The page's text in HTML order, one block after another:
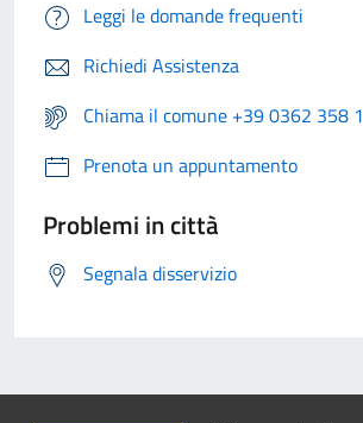
Leggi le domande frequenti
Richiedi Assistenza
Chiama il comune +39 0362 358 1
Prenota un appuntamento
Problemi in città
Segnala disservizio